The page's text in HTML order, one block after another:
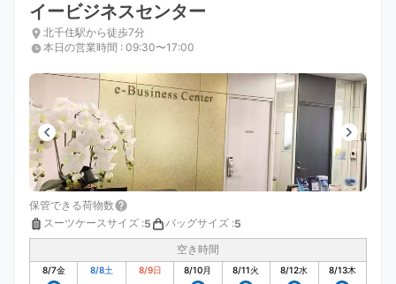
イービジネスセンター
北千住駅から徒歩7分
本日の営業時間 : 09:30〜17:00
保管できる荷物数
スーツケースサイズ :5 バッグサイズ :5
空き時間
8/7金 8/8土 8/9日 8/10月 8/11火 8/12水 8/13木